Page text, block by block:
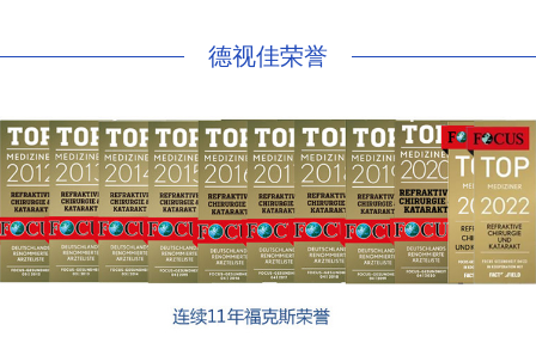
德视佳荣誉